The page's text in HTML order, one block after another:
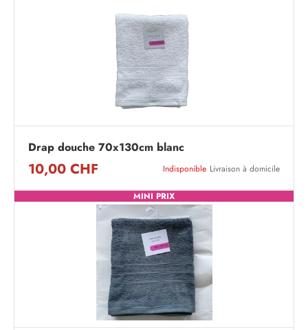
Drap douche 70x130cm blanc
10,00 CHF Indisponible Livraison à domicile
MINI PRIX